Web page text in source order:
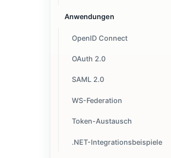
Anwendungen
OpenID Connect
OAuth 2.0
SAML 2.0
WS-Federation
Token-Austausch
.NET-Integrationsbeispiele